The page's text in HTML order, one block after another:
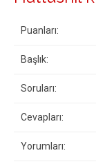
Puanları:
Başlık:
Soruları:
Cevapları:
Yorumları: